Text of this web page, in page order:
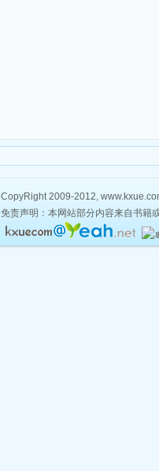
CopyRight 2009-2012,
免责声明：本网站部分内容来自书籍